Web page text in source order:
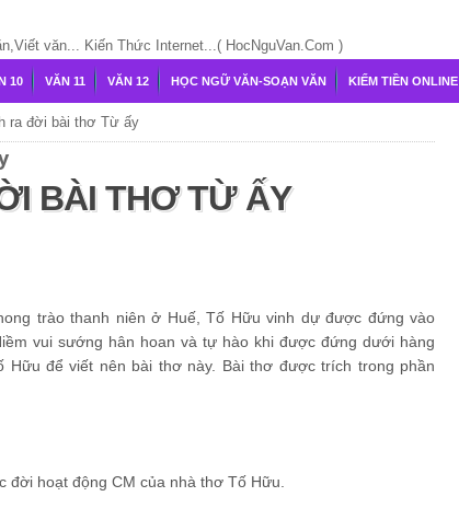
văn... Kiến Thức Internet...( HocNguVan.Com )
10 VĂN 11 VĂN 12 HỌC NGỮ VĂN-SOẠN VĂN KIẾM TIỀN ONLINE
ra đời bài thơ Từ ấy
BÀI THƠ TỪ ẤY
trào thanh niên ở Huế, Tố Hữu vinh dự được đứng vào
vui sướng hân hoan và tự hào khi được đứng dưới hàng
Hữu để viết nên bài thơ này. Bài thơ được trích trong phần
hoạt động CM của nhà thơ Tố Hữu.